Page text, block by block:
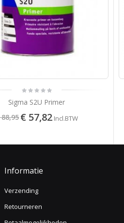
Sigma S2U Primer
€ 57,82 Incl.BTW
Informatie
Verzending
Retourneren